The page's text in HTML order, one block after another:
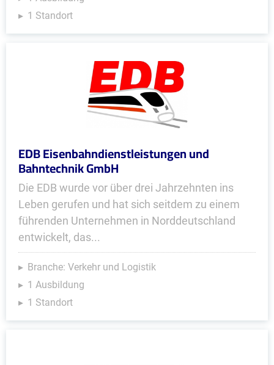
1 Standort
EDB Eisenbahndienstleistungen und
Bahntechnik GmbH
Die EDB wurde vor über drei Jahrzehnten ins
Leben gerufen und hat sich seitdem zu einem
führenden Unternehmen in Norddeutschland
entwickelt, das...
Branche: Verkehr und Logistik
1 Ausbildung
1 Standort